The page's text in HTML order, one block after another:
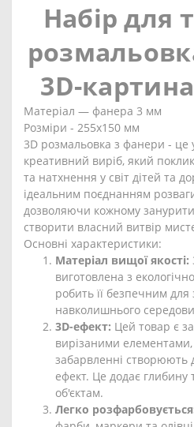
Набір для
3D-
Матеріал ― фанера 3 мм
Розміри - 255х150 мм
3D розмальовка з фанери - це
креативний виріб, який
та натхнення у світ дітей та
ідеальним поєднанням
дозволяючи кожному
створити власний витвір
Основні характеристики:
Матеріал вищої якості:
виготовлена з
робить її безпечним для
навколишнього
3D-ефект: Цей товар є
вирізаними
забарвленні
ефект. Це додає
об'єктам.
Легко